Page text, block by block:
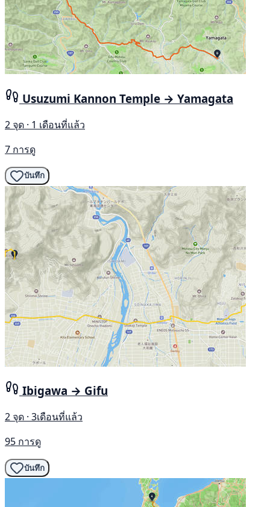
Usuzumi Kannon Temple → Yamagata
2 จุด · 1 เดือนที่แล้ว
7 การดู
บันทึก
Ibigawa → Gifu
2 จุด · 3เดือนที่แล้ว
95 การดู
บันทึก